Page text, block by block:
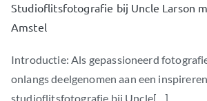
Studioflitsfotografie bij Uncle Larson
Amstel
Introductie: Als gepassioneerd
onlangs deelgenomen aan een
studioflitsfotografie bij Uncle[…]